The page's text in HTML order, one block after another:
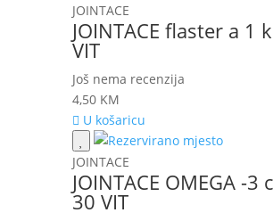
JOINTACE
JOINTACE flaster a 1
VIT
Još nema recenzija
4,50 KM
U košaricu
JOINTACE
JOINTACE OMEGA -3
30 VIT